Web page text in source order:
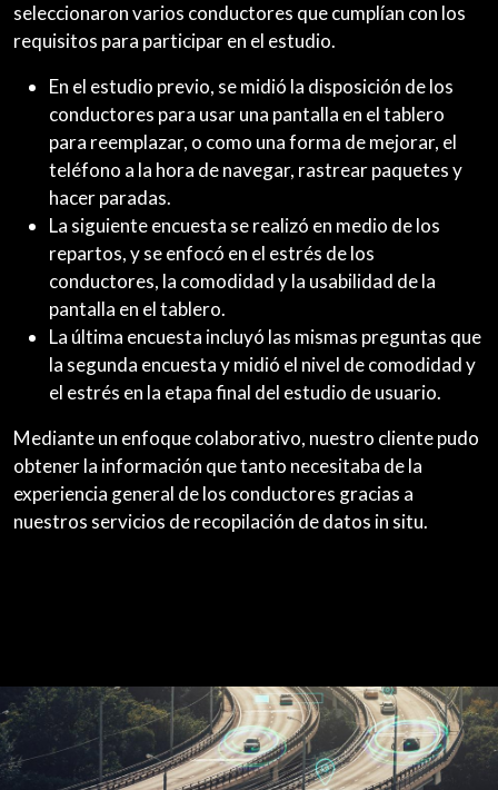
seleccionaron varios conductores que cumplían con los
requisitos para participar en el estudio.
En el estudio previo, se midió la disposición de los
conductores para usar una pantalla en el tablero
para reemplazar, o como una forma de mejorar, el
teléfono a la hora de navegar, rastrear paquetes y
hacer paradas.
La siguiente encuesta se realizó en medio de los
repartos, y se enfocó en el estrés de los
conductores, la comodidad y la usabilidad de la
pantalla en el tablero.
La última encuesta incluyó las mismas preguntas que
la segunda encuesta y midió el nivel de comodidad y
el estrés en la etapa final del estudio de usuario.
Mediante un enfoque colaborativo, nuestro cliente pudo
obtener la información que tanto necesitaba de la
experiencia general de los conductores gracias a
nuestros servicios de recopilación de datos in situ.